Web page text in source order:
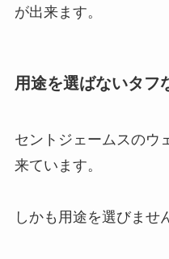
が出来ます。
用途を選ばないタフ
セントジェームスのウ
来ています。
しかも用途を選びませ